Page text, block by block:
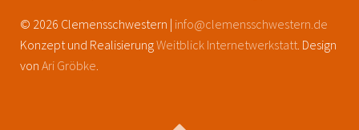
© 2026 Clemensschwestern | info@clemensschwestern.de
Konzept und RealisierungWeitblick Internetwerkstatt. Design
von Ari Gröbke.